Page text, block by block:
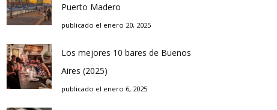
Puerto Madero
publicado el enero 20, 2025
Los mejores 10 bares de Buenos
Aires (2025)
publicado el enero 6, 2025